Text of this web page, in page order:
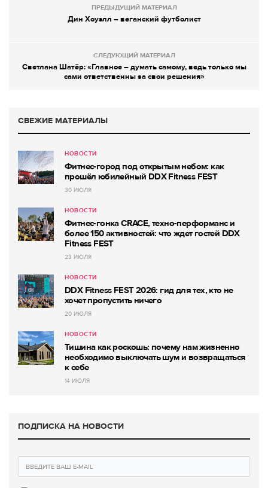
ПРЕДЫДУЩИЙ МАТЕРИАЛ
Дин Хоуэлл – веганский футболист
СЛЕДУЮЩИЙ МАТЕРИАЛ
Светлана Шатёр: «Главное – думать самому, ведь только мы
сами ответственны за свои решения»
СВЕЖИЕ МАТЕРИАЛЫ
НОВОСТИ
Фитнес-город под открытым небом: как
прошёл юбилейный DDX Fitness FEST
30 ИЮЛЯ
НОВОСТИ
Фитнес-гонка CRACE, техно-перформанс и
более 150 активностей: что ждет гостей DDX
Fitness FEST
23 ИЮЛЯ
НОВОСТИ
DDX Fitness FEST 2026: гид для тех, кто не
хочет пропустить ничего
20 ИЮЛЯ
НОВОСТИ
Тишина как роскошь: почему нам жизненно
необходимо выключать шум и возвращаться
к себе
14 ИЮЛЯ
ПОДПИСКА НА НОВОСТИ